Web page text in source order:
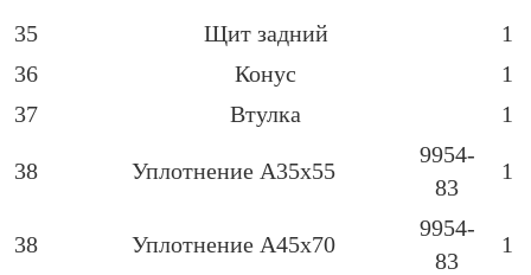
35 Щит задний
1
36
Конус
1
37
Втулка 1
38 Уплотнение А35х55
9954-
83
1
38 Уплотнение А45х70
9954-
83
1